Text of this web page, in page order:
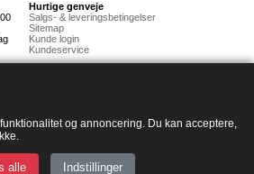
og annoncering. Du kan acceptere,
alle Indstillinger
Hurtige genveje
Salgs- & leveringsbetingelser
Sitemap
Kunde login
Kundeservice